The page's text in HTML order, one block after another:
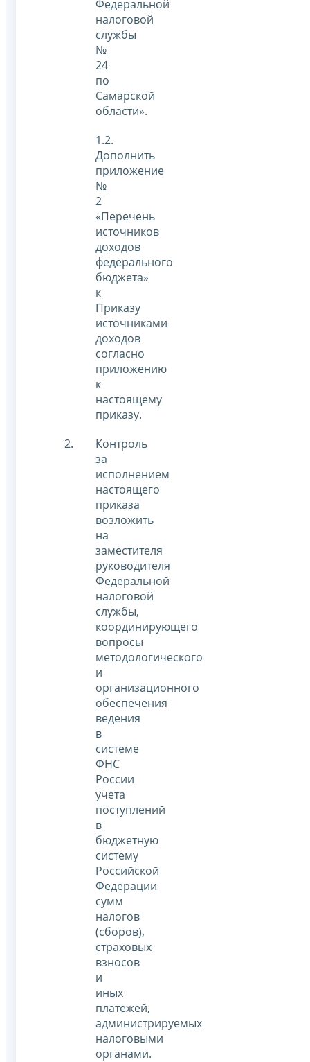
Федеральной
налоговой
службы
№
24
по
Самарской
области».
1.2.
Дополнить
приложение
№
2
«Перечень
источников
доходов
федерального
бюджета»
к
Приказу
источниками
доходов
согласно
приложению
к
настоящему
приказу.
Контроль
за
исполнением
настоящего
приказа
возложить
на
заместителя
руководителя
Федеральной
налоговой
службы,
координирующего
вопросы
методологического
и
организационного
обеспечения
ведения
в
системе
ФНС
России
учета
поступлений
в
бюджетную
систему
Российской
Федерации
сумм
налогов
(сборов),
страховых
взносов
и
иных
платежей,
администрируемых
налоговыми
органами.